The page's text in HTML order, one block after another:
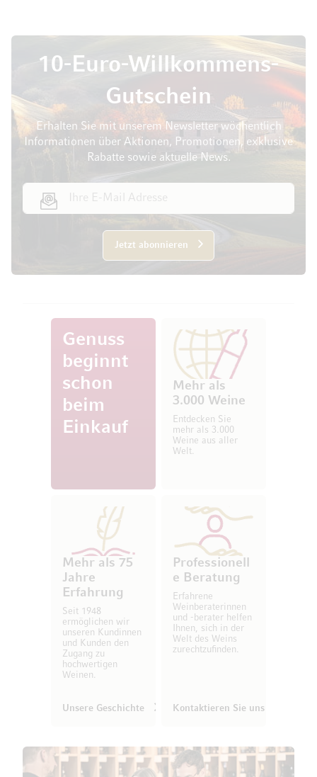
10-Euro-Willkommens-
Gutschein
Erhalten Sie mit unserem Newsletter wöchentlich
Informationen über Aktionen, Promotionen, exklusive
Rabatte sowie aktuelle News.
E-Mail Adresse
Jetzt abonnieren
Genuss
beginnt
schon
beim
Einkauf
Mehr als
3.000 Weine
Entdecken Sie
mehr als 3.000
Weine aus aller
Welt.
Mehr als 75
Jahre
Erfahrung
Seit 1948
ermöglichen wir
unseren Kundinnen
und Kunden den
Zugang zu
hochwertigen
Weinen.
Unsere Geschichte
Professionell
e Beratung
Erfahrene
Weinberaterinnen
und -berater helfen
Ihnen, sich in der
Welt des Weins
zurechtzufinden.
Kontaktieren Sie uns